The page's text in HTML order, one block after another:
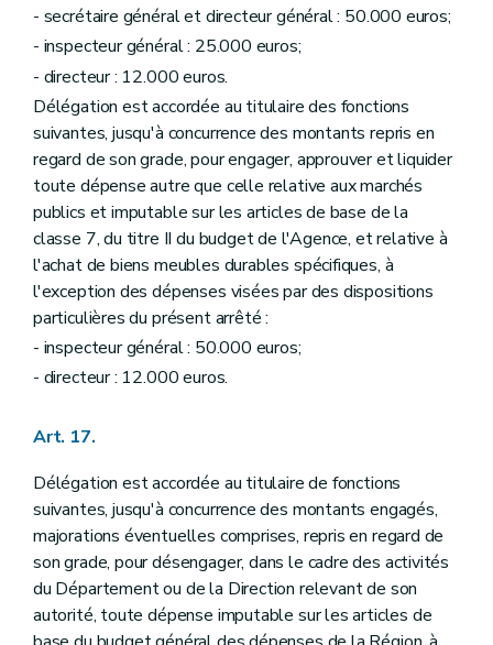
- secrétaire général et directeur général : 50.000 euros;
- inspecteur général : 25.000 euros;
- directeur : 12.000 euros.
Délégation est accordée au titulaire des fonctions
suivantes, jusqu'à concurrence des montants repris en
regard de son grade, pour engager, approuver et liquider
toute dépense autre que celle relative aux marchés
publics et imputable sur les articles de base de la
classe 7, du titre II du budget de l'Agence, et relative à
l'achat de biens meubles durables spécifiques, à
l'exception des dépenses visées par des dispositions
particulières du présent arrêté :
- inspecteur général : 50.000 euros;
- directeur : 12.000 euros.
Art. 17.
Délégation est accordée au titulaire de fonctions
suivantes, jusqu'à concurrence des montants engagés,
majorations éventuelles comprises, repris en regard de
son grade, pour désengager, dans le cadre des activités
du Département ou de la Direction relevant de son
autorité, toute dépense imputable sur les articles de